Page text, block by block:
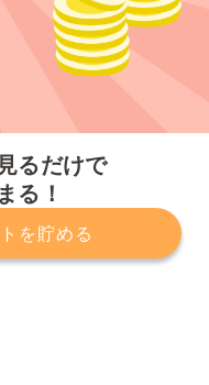
るだけで
る！
を貯める
約
運営会社